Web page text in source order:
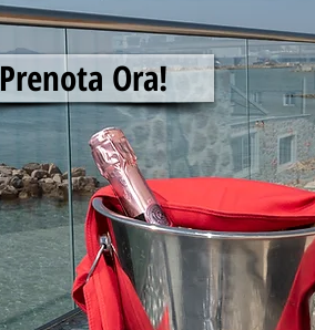
Prenota Ora!